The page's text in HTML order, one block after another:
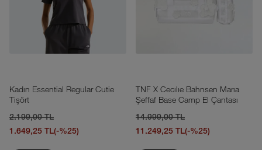
Kadın Essential Regular Cutie
Tişört
2.199,00 TL
1.649,25 TL(-%25)
TNF X Cecılıe Bahnsen Marıa
Şeffaf Base Camp El Çantası
14.999,00 TL
11.249,25 TL(-%25)